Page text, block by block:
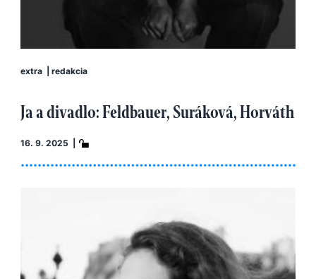
extra redakcia
Ja a divadlo: Feldbauer, Suráková, Horváth
16. 9. 2025 |